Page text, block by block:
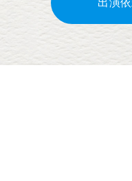
出演